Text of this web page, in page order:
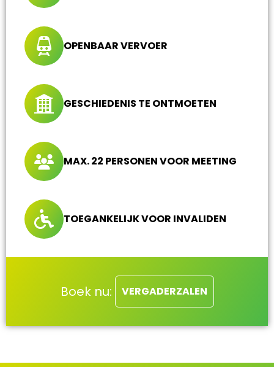
OPENBAAR VERVOER
GESCHIEDENIS TE ONTMOETEN
MAX. 22 PERSONEN VOOR MEETING
TOEGANKELIJK VOOR INVALIDEN
Boek nu: VERGADERZALEN